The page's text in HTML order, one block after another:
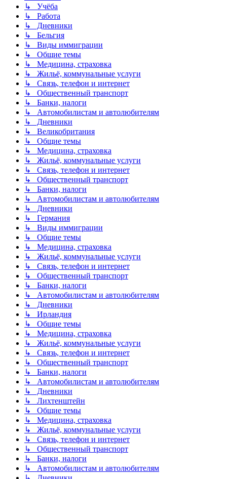
↳ Учёба
↳ Работа
↳ Дневники
↳ Бельгия
↳ Виды иммиграции
↳ Общие темы
↳ Медицина, страховка
↳ Жильё, коммунальные услуги
↳ Связь, телефон и интернет
↳ Общественный транспорт
↳ Банки, налоги
↳ Автомобилистам и автолюбителям
↳ Дневники
↳ Великобритания
↳ Общие темы
↳ Медицина, страховка
↳ Жильё, коммунальные услуги
↳ Связь, телефон и интернет
↳ Общественный транспорт
↳ Банки, налоги
↳ Автомобилистам и автолюбителям
↳ Дневники
↳ Германия
↳ Виды иммиграции
↳ Общие темы
↳ Медицина, страховка
↳ Жильё, коммунальные услуги
↳ Связь, телефон и интернет
↳ Общественный транспорт
↳ Банки, налоги
↳ Автомобилистам и автолюбителям
↳ Дневники
↳ Ирландия
↳ Общие темы
↳ Медицина, страховка
↳ Жильё, коммунальные услуги
↳ Связь, телефон и интернет
↳ Общественный транспорт
↳ Банки, налоги
↳ Автомобилистам и автолюбителям
↳ Дневники
↳ Лихтенштейн
↳ Общие темы
↳ Медицина, страховка
↳ Жильё, коммунальные услуги
↳ Связь, телефон и интернет
↳ Общественный транспорт
↳ Банки, налоги
↳ Автомобилистам и автолюбителям